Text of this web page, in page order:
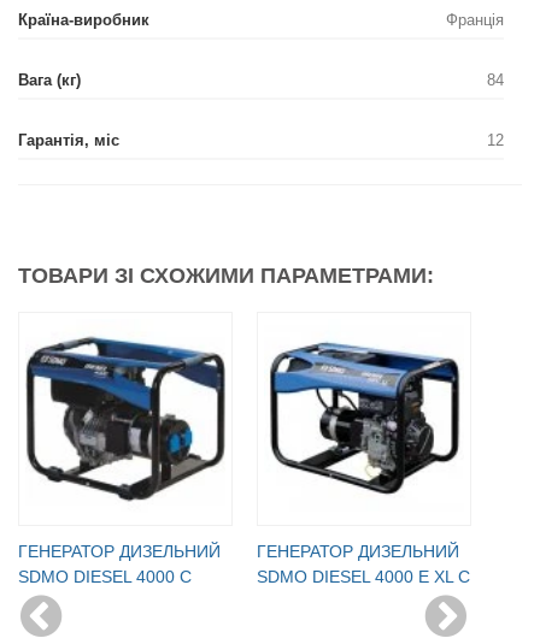
Країна-виробник Франція
Вага (кг) 84
Гарантія, міс 12
ТОВАРИ ЗІ СХОЖИМИ ПАРАМЕТРАМИ:
ГЕНЕРАТОР ДИЗЕЛЬНИЙ
SDMO DIESEL 4000 C
ГЕНЕРАТОР ДИЗЕЛЬНИЙ
SDMO DIESEL 4000 E XL C